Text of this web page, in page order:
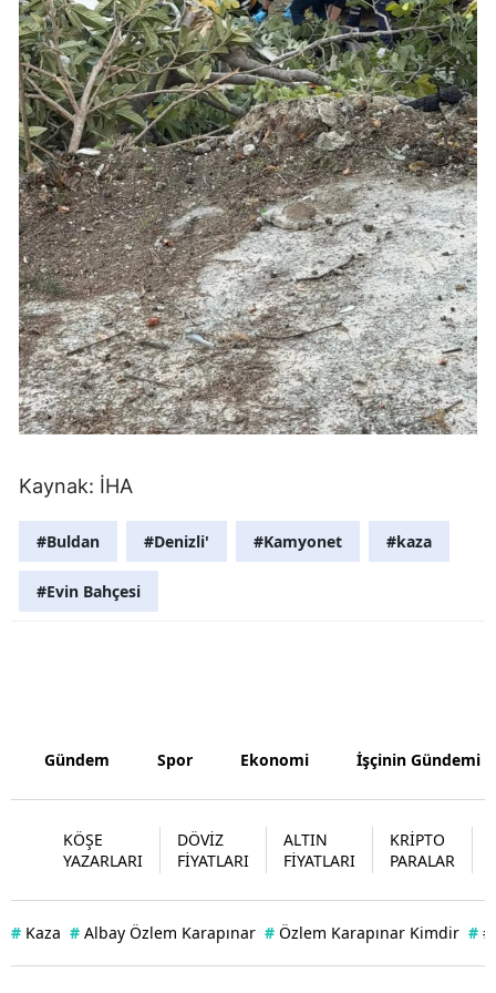
Samsun
Siirt
Sinop
Sivas
Tekirdağ
Tokat
Trabzon
Tunceli
Şanlıurfa
Yozgat
Kırıkkale
Şırnak
Bartın
Ardahan
Kaynak: İHA
#Buldan #Denizli' #Kamyonet #kaza
#Evin Bahçesi
Gündem Spor Ekonomi İşçinin Gündemi
KÖŞE
YAZARLARI
DÖVİZ
FİYATLARI
ALTIN
FİYATLARI
KRİPTO
PARALAR
# Kaza # Albay Özlem Karapınar # Özlem Karapınar Kimdir #